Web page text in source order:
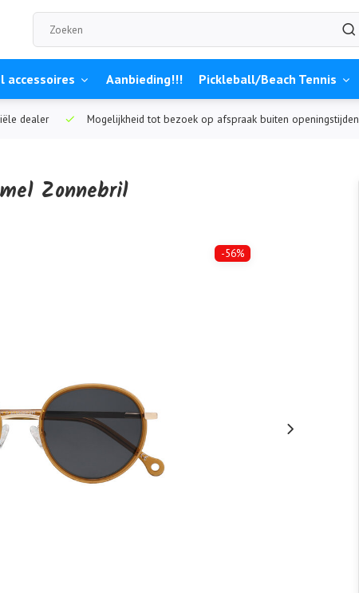
accessoires Aanbieding!!! Pickleball/Beach Tennis
dealer Mogelijkheid tot bezoek op afspraak buiten openingstijden
Zonnebril
-56%